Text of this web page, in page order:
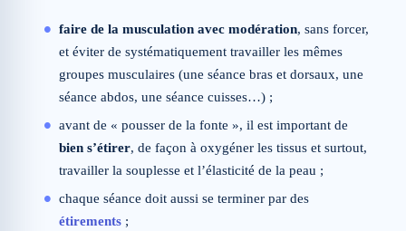
faire de la musculation avec modération, sans forcer,
et éviter de systématiquement travailler les mêmes
groupes musculaires (une séance bras et dorsaux, une
séance abdos, une séance cuisses…) ;
avant de « pousser de la fonte », il est important de
bien s’étirer, de façon à oxygéner les tissus et surtout,
travailler la souplesse et l’élasticité de la peau ;
chaque séance doit aussi se terminer par des
étirements ;